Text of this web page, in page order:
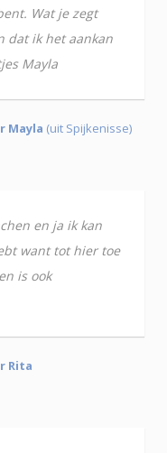
Wat je zegt
dat ik het aankan
Mayla
Mayla (uit Spijkenisse)
en ja ik kan
want tot hier toe
is ook
Rita